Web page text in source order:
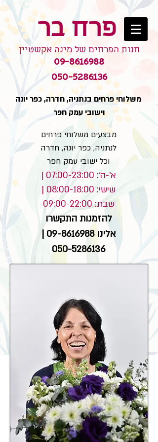
חנות הפרחים של מינה אקשטיין
פרח בר
09-8616988
050-5286136
משלוחי פרחים בנתניה, חדרה, כפר יונה
וישובי עמק חפר
מבצעים משלוחי פרחים
לנתניה, כפר יונה, חדרה
וכל ישובי עמק חפר
א׳-ה׳: 07:00-23:00 |
שישי: 08:00-18:00 |
שבת: 09:00-22:00
להזמנות התקשרו
אלינו09-8616988
|
050-5286136